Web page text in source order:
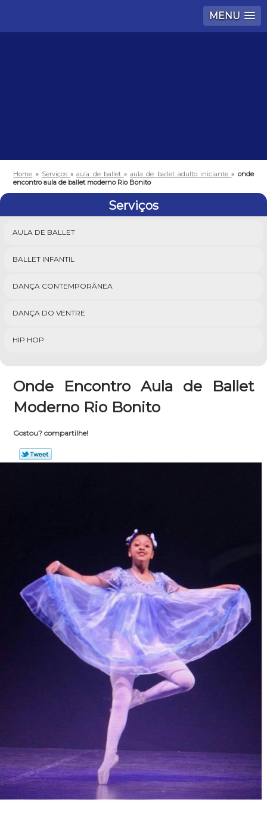
MENU
Home » Serviços»aula de ballet»aula de ballet adulto iniciante» onde
encontro aula de ballet moderno Rio Bonito
Serviços
AULA DE BALLET
BALLET INFANTIL
DANÇA CONTEMPORÂNEA
DANÇA DO VENTRE
HIP HOP
Onde Encontro Aula de Ballet
Moderno Rio Bonito
Gostou? compartilhe!